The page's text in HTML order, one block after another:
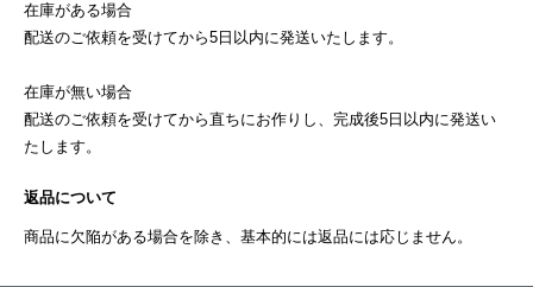
在庫がある場合
配送のご依頼を受けてから5日以内に発送いたします。
在庫が無い場合
配送のご依頼を受けてから直ちにお作りし、完成後5日以内に発送い
たします。
返品について
商品に欠陥がある場合を除き、基本的には返品には応じません。